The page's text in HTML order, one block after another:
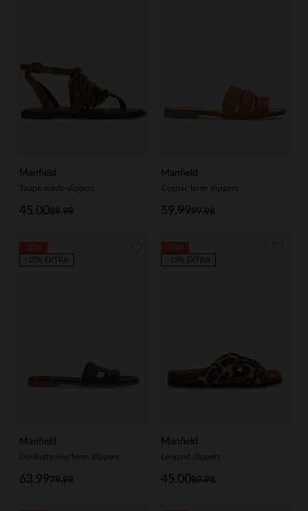
Manfield
Taupe suède slippers
89.98
45.00
Manfield
Cognac leren slippers
99.98
59.99
Manfield
Donkerbruine leren slippers
79.99
63.99
-10% EXTRA
Manfield
Leopard slippers
89.98
45.00
-10% EXTRA